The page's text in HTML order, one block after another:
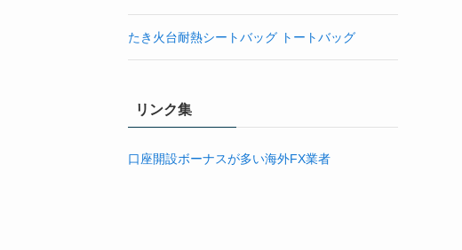
たき火台耐熱シートバッグ トートバッグ
リンク集
口座開設ボーナスが多い海外FX業者